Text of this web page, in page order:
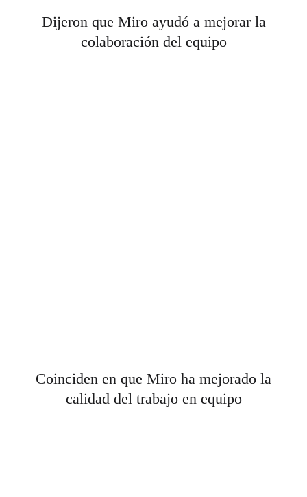
Dijeron que Miro ayudó a mejorar la
colaboración del equipo
Coinciden en que Miro ha mejorado la
calidad del trabajo en equipo